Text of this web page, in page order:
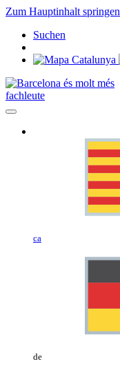
Zum Hauptinhalt springen
Suchen
fachleute
ca
de